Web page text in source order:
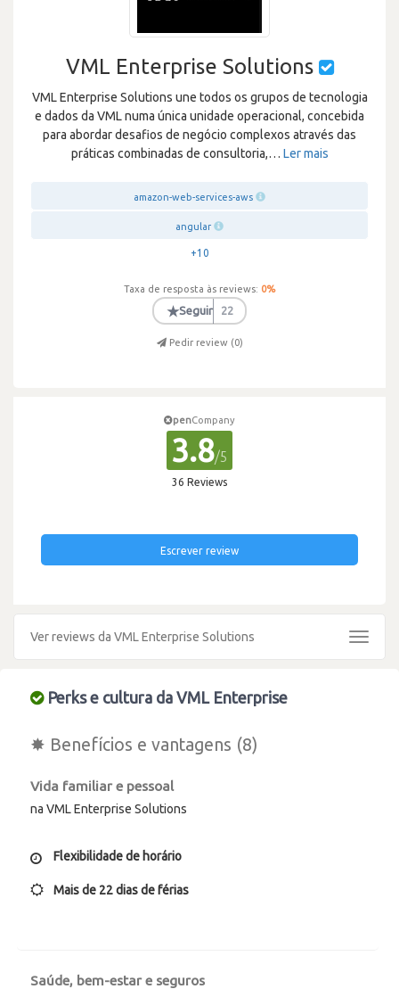
VML Enterprise Solutions
VML Enterprise Solutions une todos os grupos de tecnologia
e dados da VML numa única unidade operacional, concebida
para abordar desafios de negócio complexos através das
práticas combinadas de consultoria,… Ler mais
amazon-web-services-aws
angular
+10
Taxa de resposta às reviews: 0%
★Seguir 22
Pedir review (0)
penCompany
3.8/5
36 Reviews
Escrever review
Ver reviews da VML Enterprise Solutions
Toggle
Perks e cultura da VML Enterprise
✸ Benefícios e vantagens (8)
Vida familiar e pessoal
na VML Enterprise Solutions
Flexibilidade de horário
Mais de 22 dias de férias
Saúde, bem-estar e seguros